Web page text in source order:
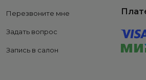
Перезвоните мне
Задать вопрос
Запись в салон